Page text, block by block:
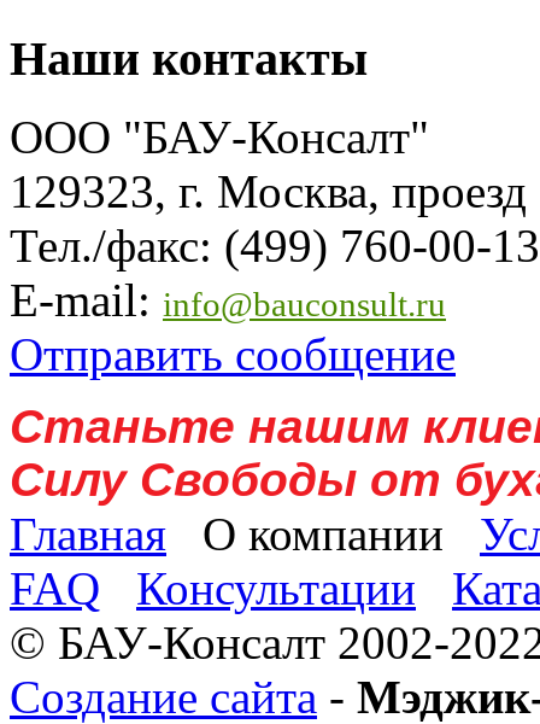
Наши контакты
ООО "БАУ-Консалт"
129323, г. Москва,
Тел./факс: (499) 760-00-
E-mail: info@bauconsult.ru
Отправить сообщение
Станьте нашим
Силу Свободы от
Главная
О компании
FAQ
Консультации
© БАУ-Консалт 2002-
Создание сайта -